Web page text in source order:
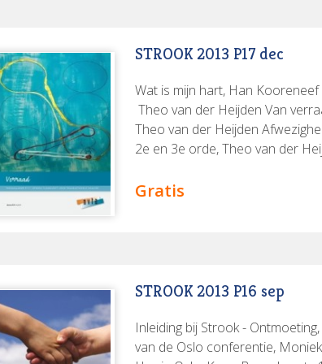
STROOK 2013 P17 dec
Wat is mijn hart, Han
Theo van der Heijden Van
Theo van der Heijden
2e en 3e orde, Theo van der
symbiotische strop!, Angelien
Graaff Verraad als
Gratis
STROOK 2013 P16 sep
Inleiding bij Strook -
van de Oslo conferentie,